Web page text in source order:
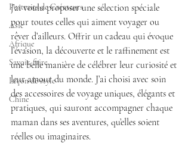
Portraits de Créateurs
Asie
Afrique
Savoir-faire
Leçon de style
Chine
j’ai voulu proposer une sélection spéciale
pour toutes celles qui aiment voyager ou
rêver d’ailleurs. Offrir un cadeau qui évoque
l’évasion, la découverte et le raffinement est
une belle manière de célébrer leur curiosité et
leur amour du monde. J’ai choisi avec soin
des accessoires de voyage uniques, élégants et
pratiques, qui sauront accompagner chaque
maman dans ses aventures, qu’elles soient
réelles ou imaginaires.